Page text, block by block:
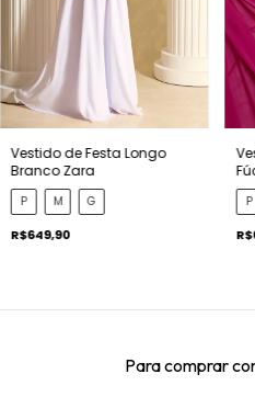
Vestido de Festa Longo
Branco Zara
P M G
R$649,90
P
Para comprar